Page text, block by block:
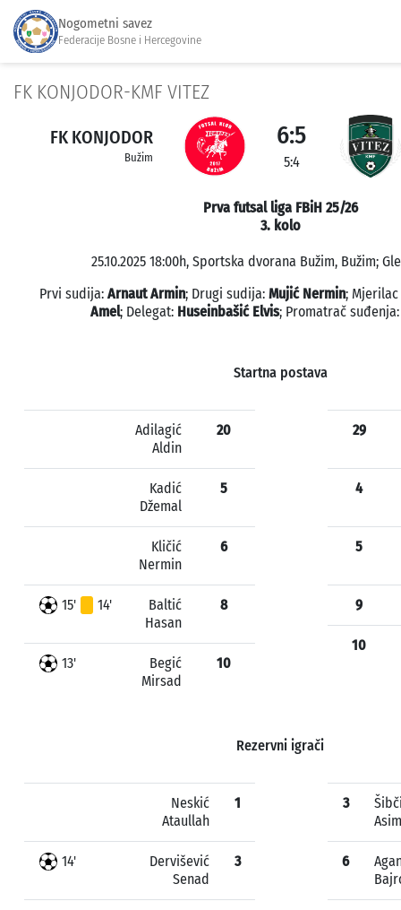
Nogometni savez
Federacije Bosne i Hercegovine
FK KONJODOR-KMF VITEZ
FK KONJODOR
Bužim
6:5
5:4
Prva futsal liga FBiH 25/26
3. kolo
25.10.2025 18:00h, Sportska dvorana Bužim, Bužim;
Prvi sudija: Arnaut Armin; Drugi sudija: Mujić Nermin;
Amel; Delegat: Huseinbašić Elvis; Promatrač
Startna postava
Adilagić
Aldin
20
Kadić
Džemal
5
Kličić
Nermin
6
15' 14'
Baltić
Hasan
8
13'
Begić
Mirsad
10
29
4
5
9
10
Rezervni igrači
Neskić
Ataullah
1
14'
Dervišević
Senad
3
3
Asim
6